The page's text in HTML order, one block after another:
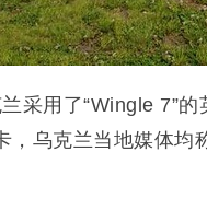
采用了“Wingle 7”
，乌克兰当地媒体均